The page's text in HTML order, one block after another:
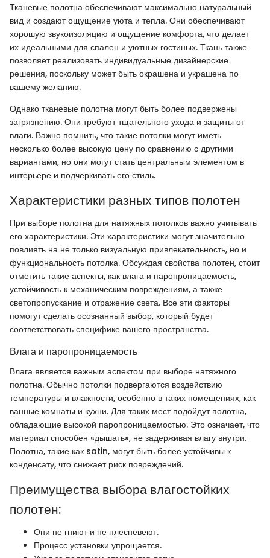
Тканевые полотна обеспечивают максимально натуральный
вид и создают ощущение уюта и тепла. Они обеспечивают
хорошую звукоизоляцию и ощущение комфорта, что делает
их идеальными для спален и уютных гостиных. Ткань также
позволяет реализовать индивидуальные дизайнерские
решения, поскольку может быть окрашена и украшена по
вашему желанию.
Однако тканевые полотна могут быть более подвержены
загрязнению. Они требуют тщательного ухода и защиты от
влаги. Важно помнить, что такие потолки могут иметь
несколько более высокую цену по сравнению с другими
вариантами, но они могут стать центральным элементом в
интерьере и подчеркивать его стиль.
Характеристики разных типов полотен
При выборе полотна для натяжных потолков важно учитывать
его характеристики. Эти характеристики могут значительно
повлиять на не только визуальную привлекательность, но и
функциональность потолка. Обсуждая свойства полотен, стоит
отметить такие аспекты, как влага и паропроницаемость,
устойчивость к механическим повреждениям, а также
светопропускание и отражение света. Все эти факторы
помогут сделать осознанный выбор, который будет
соответствовать специфике вашего пространства.
Влага и паропроницаемость
Влага является важным аспектом при выборе натяжного
полотна. Обычно потолки подвергаются воздействию
температуры и влажности, особенно в таких помещениях, как
ванные комнаты и кухни. Для таких мест подойдут полотна,
обладающие высокой паропроницаемостью. Это означает, что
материал способен «дышать», не задерживая влагу внутри.
Полотна, такие как satin, могут быть более устойчивы к
конденсату, что снижает риск повреждений.
Преимущества выбора влагостойких
полотен:
Они не гниют и не плесневеют.
Процесс установки упрощается.